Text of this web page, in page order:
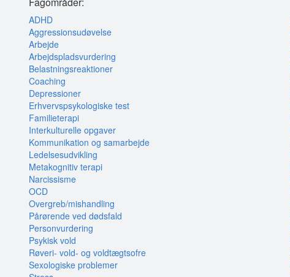
ADHD
Aggressionsudøvelse
Arbejde
Arbejdspladsvurdering
Belastningsreaktioner
Coaching
Depressioner
Erhvervspsykologiske test
Familieterapi
Interkulturelle opgaver
Kommunikation og samarbejde
Ledelsesudvikling
Metakognitiv terapi
Narcissisme
OCD
Overgreb/mishandling
Pårørende ved dødsfald
Personvurdering
Psykisk vold
Røveri- vold- og voldtægtsofre
Sexologiske problemer